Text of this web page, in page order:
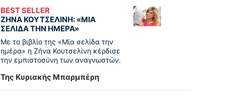
BEST SELLER
ΖΗΝΑ ΚΟΥΤΣΕΛΙΝΗ: «ΜΙΑ
ΣΕΛΙΔΑ ΤΗΝ ΗΜΕΡΑ»
Με το βιβλίο της «Μία σελίδα την
ημέρα» η Ζήνα Κουτσελίνη κέρδισε
την εμπιστοσύνη των αναγνωστών.
Της Κυριακής Μπαρμπέρη